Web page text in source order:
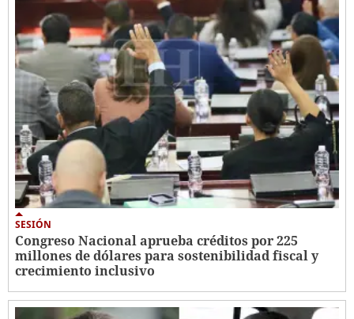
SESIÓN
Congreso Nacional aprueba créditos por 225
millones de dólares para sostenibilidad fiscal y
crecimiento inclusivo